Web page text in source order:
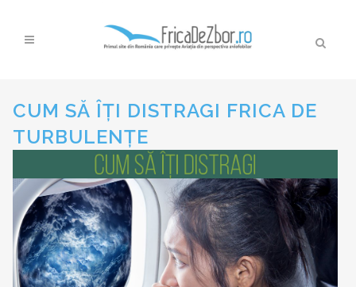
CUM SĂ ÎȚI DISTRAGI FRICA DE
TURBULENȚE